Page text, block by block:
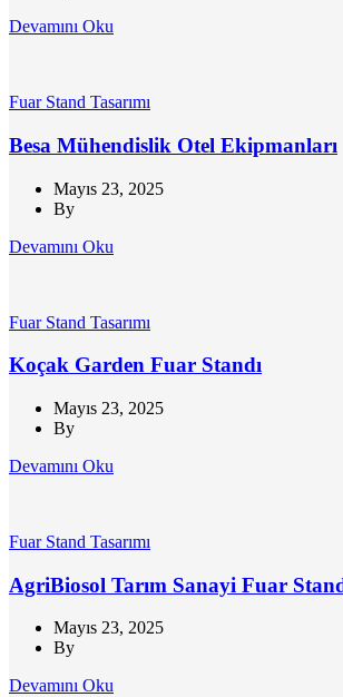
Devamını Oku
Fuar Stand Tasarımı
Besa Mühendislik Otel Ekipmanları
Mayıs 23, 2025
By
Devamını Oku
Fuar Stand Tasarımı
Koçak Garden Fuar Standı
Mayıs 23, 2025
By
Devamını Oku
Fuar Stand Tasarımı
AgriBiosol Tarım Sanayi Fuar
Mayıs 23, 2025
By
Devamını Oku